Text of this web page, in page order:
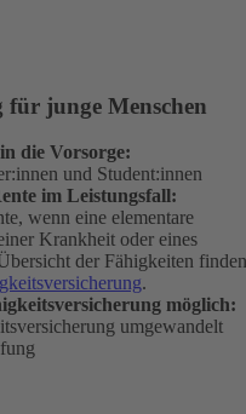
junge Menschen
die Vorsorge:
und Student:innen
im Leistungsfall:
wenn eine elementare
Krankheit oder eines
der Fähigkeiten finden
.
möglich:
umgewandelt